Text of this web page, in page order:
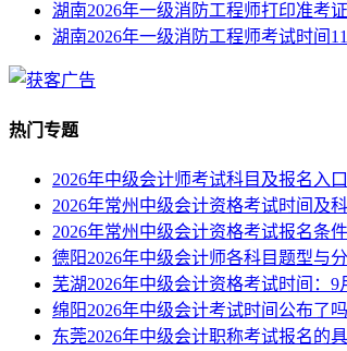
湖南2026年一级消防工程师打印准考
湖南2026年一级消防工程师考试时间
热门专题
2026年中级会计师考试科目及报名入口
2026年常州中级会计资格考试时间及
2026年常州中级会计资格考试报名条件
德阳2026年中级会计师各科目题型与
芜湖2026年中级会计资格考试时间：9
绵阳2026年中级会计考试时间公布了吗
东莞2026年中级会计职称考试报名的